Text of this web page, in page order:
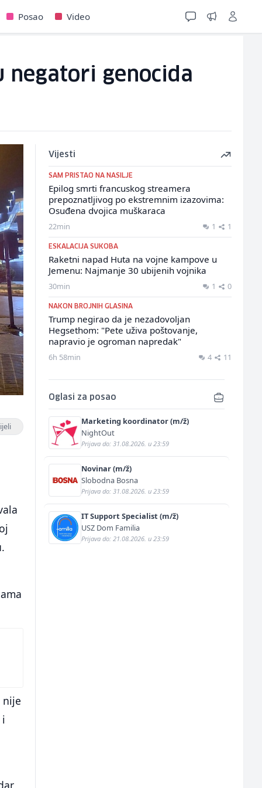
Posao Video
negatori genocida
nije
Vijesti
SAM PRISTAO NA NASILJE
Epilog smrti francuskog streamera
prepoznatljivog po ekstremnim izazovima:
Osuđena dvojica muškaraca
22min 1 1
ESKALACIJA SUKOBA
Raketni napad Huta na vojne kampove u
Jemenu: Najmanje 30 ubijenih vojnika
30min 1 0
NAKON BROJNIH GLASINA
Trump negirao da je nezadovoljan
Hegsethom: "Pete uživa poštovanje,
napravio je ogroman napredak"
6h 58min 4 11
Oglasi za posao
Marketing koordinator (m/ž)
NightOut
Prijava do: 31.08.2026. u 23:59
Novinar (m/ž)
Slobodna Bosna
Prijava do: 31.08.2026. u 23:59
IT Support Specialist (m/ž)
USZ Dom Familia
Prijava do: 21.08.2026. u 23:59